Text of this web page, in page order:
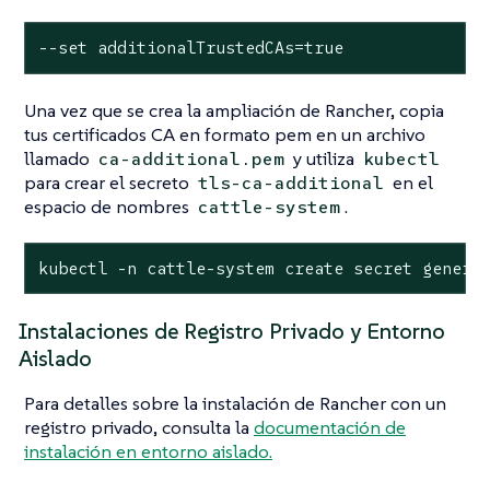
--set additionalTrustedCAs=true
Una vez que se crea la ampliación de Rancher, copia
tus certificados CA en formato pem en un archivo
llamado ca-additional.pem y utiliza kubectl
para crear el secreto tls-ca-additional en el
espacio de nombres cattle-system.
kubectl -n cattle-system create secret
Instalaciones de Registro Privado y Entorno
Aislado
Para detalles sobre la instalación de Rancher con un
registro privado, consulta la documentación de
instalación en entorno aislado.